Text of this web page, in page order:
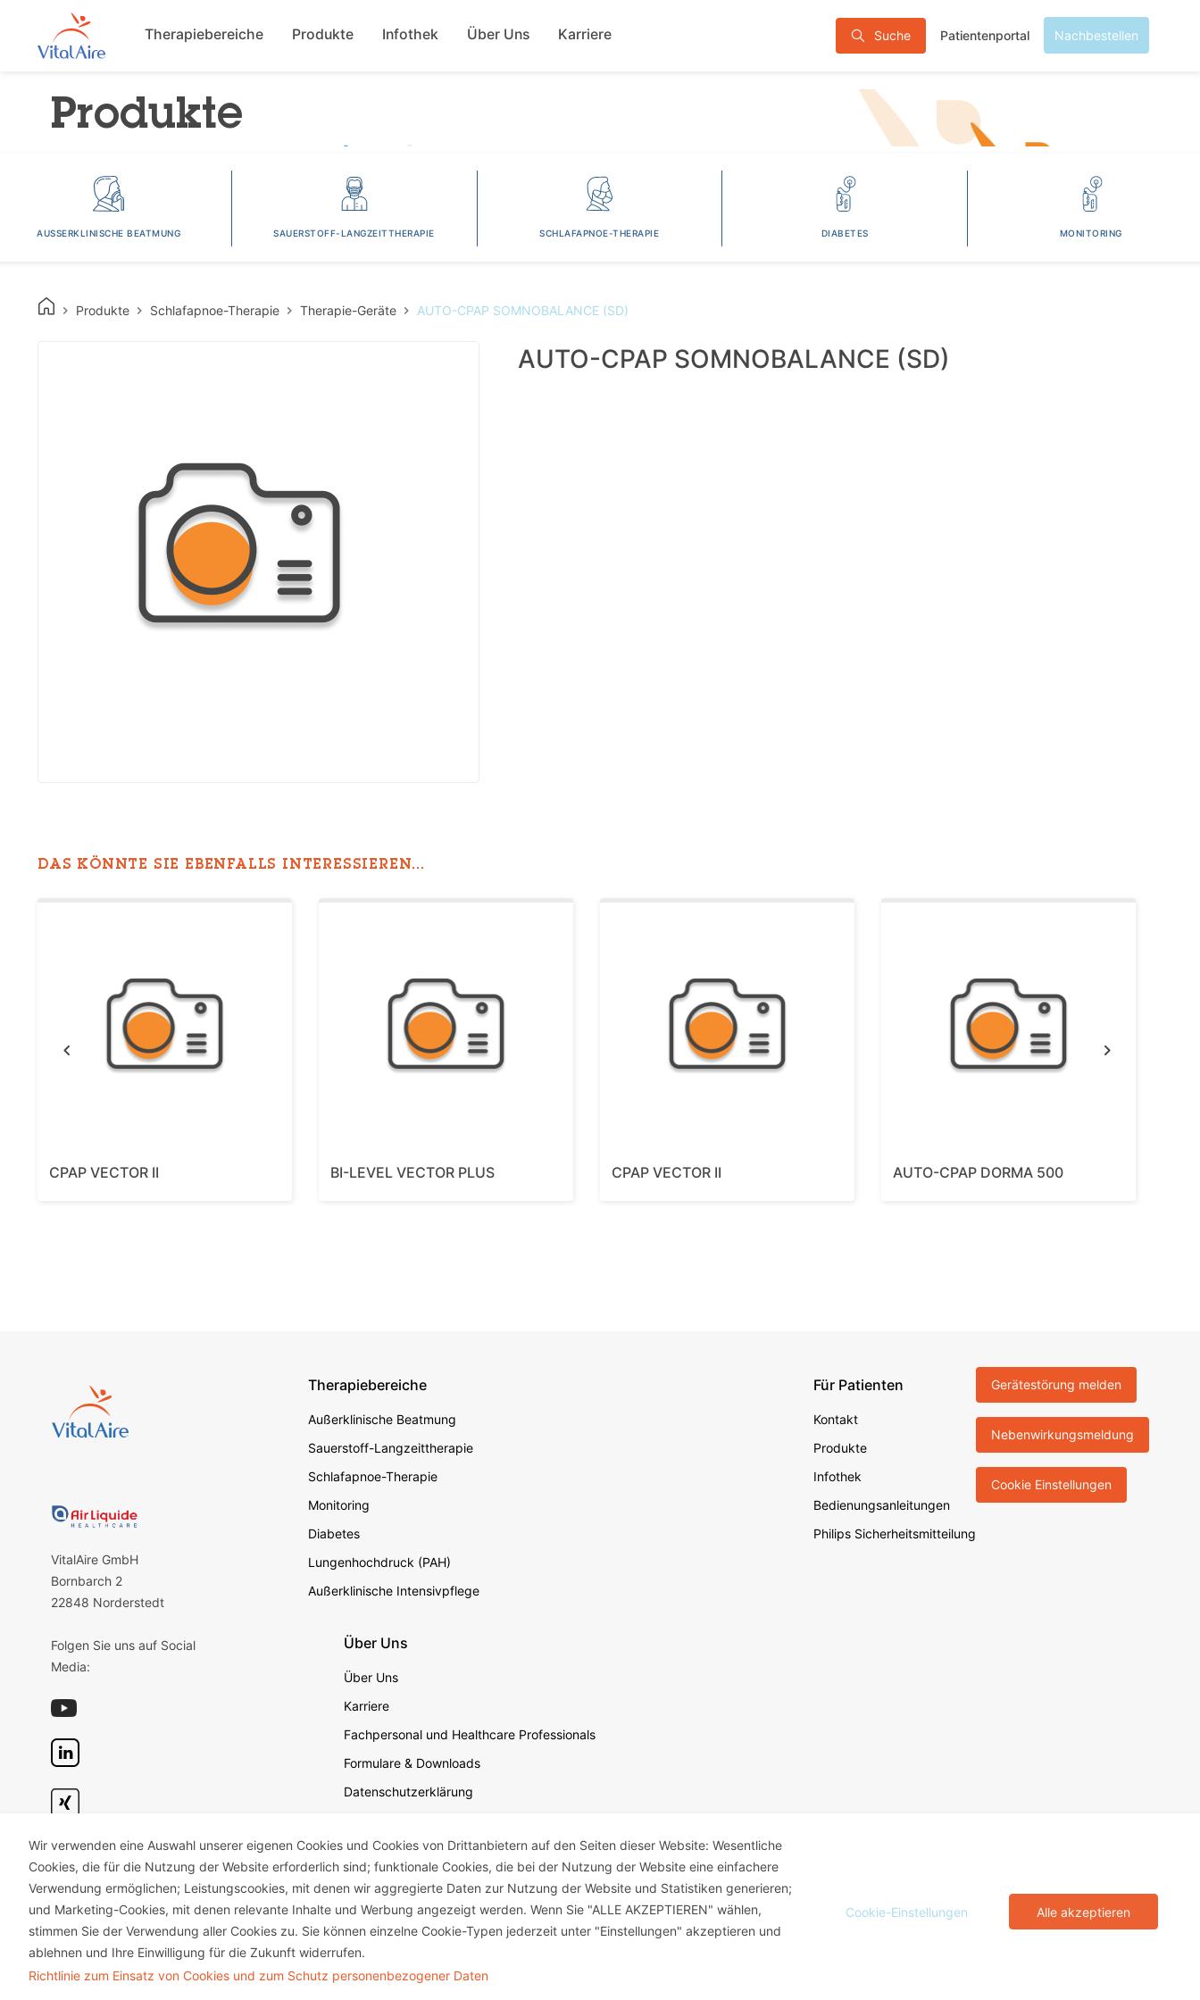
zum
Suche Patientenportal Nachbestellen
Main navigation
Therapiebereiche Produkte Infothek Über Uns Karriere
Produkte
AUSSERKLINISCHE BEATMUNG SAUERSTOFF-LANGZEITTHERAPIE SCHLAFAPNOE-THERAPIE DIABETES MONITORING
Produkte Schlafapnoe-Therapie Therapie-Geräte AUTO-CPAP SOMNOBALANCE (SD)
AUTO-CPAP SOMNOBALANCE (SD)
DAS KÖNNTE SIE EBENFALLS INTERESSIEREN...
CPAP VECTOR II BI-LEVEL VECTOR PLUS CPAP VECTOR II AUTO-CPAP DORMA 500
Previous
VitalAire GmbH
Bornbarch 2
22848 Norderstedt
Folgen Sie uns auf Social
Media:
Footer secondary
Therapiebereiche
Außerklinische Beatmung
Sauerstoff-Langzeittherapie
Schlafapnoe-Therapie
Monitoring
Diabetes
Lungenhochdruck (PAH)
Außerklinische Intensivpflege
Für Patienten
Kontakt
Produkte
Infothek
Bedienungsanleitungen
Philips Sicherheitsmitteilung
Über Uns
Über Uns
Karriere
Fachpersonal und Healthcare Professionals
Formulare & Downloads
Datenschutzerklärung
Geschäftsbedingungen für die Website-Nutzung
Impressum
Unternehmensverantwortung
Gerätestörung melden
Nebenwirkungsmeldung
Cookie Einstellungen
Wir verwenden eine Auswahl unserer eigenen Cookies und Cookies von Drittanbietern auf den Seiten dieser Website: Wesentliche
Cookies, die für die Nutzung der Website erforderlich sind; funktionale Cookies, die bei der Nutzung der Website eine einfachere
Verwendung ermöglichen; Leistungscookies, mit denen wir aggregierte Daten zur Nutzung der Website und Statistiken generieren;
und Marketing-Cookies, mit denen relevante Inhalte und Werbung angezeigt werden. Wenn Sie "ALLE AKZEPTIEREN" wählen,
stimmen Sie der Verwendung aller Cookies zu. Sie können einzelne Cookie-Typen jederzeit unter "Einstellungen" akzeptieren und
ablehnen und Ihre Einwilligung für die Zukunft widerrufen.
Richtlinie zum Einsatz von Cookies und zum Schutz personenbezogener Daten
Cookie-Einstellungen Alle akzeptieren